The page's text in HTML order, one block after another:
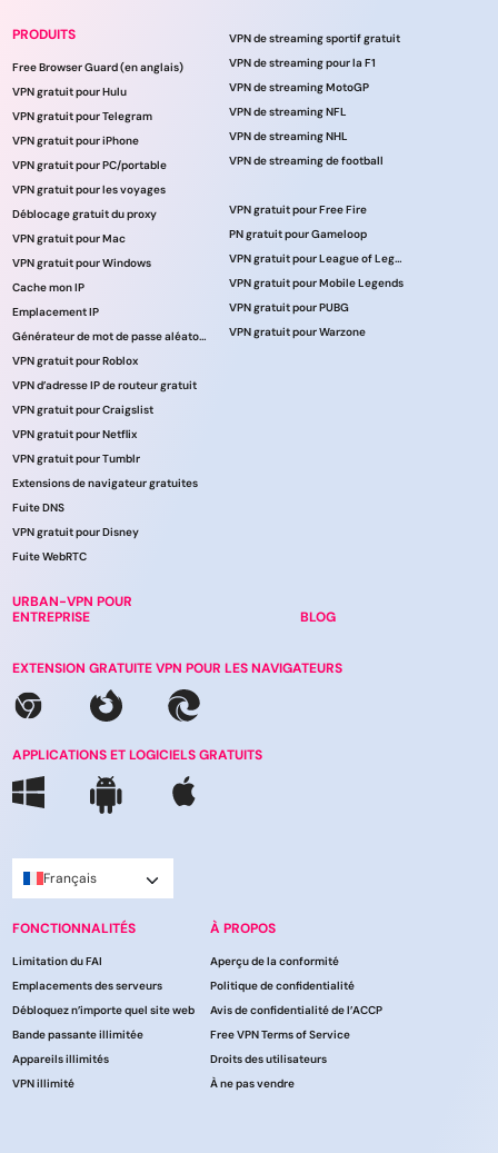
PRODUITS
Free Browser Guard (en anglais)
VPN gratuit pour Hulu
VPN gratuit pour Telegram
VPN gratuit pour iPhone
VPN gratuit pour PC/portable
VPN gratuit pour les voyages
Déblocage gratuit du proxy
VPN gratuit pour Mac
VPN gratuit pour Windows
Cache mon IP
Emplacement IP
Générateur de mot de passe aléatoire
VPN gratuit pour Roblox
VPN d’adresse IP de routeur gratuit
VPN gratuit pour Craigslist
VPN gratuit pour Netflix
VPN gratuit pour Tumblr
Extensions de navigateur gratuites
Fuite DNS
VPN gratuit pour Disney
Fuite WebRTC
URBAN-VPN POUR
ENTREPRISE
VPN de streaming sportif gratuit
VPN de streaming pour la F1
VPN de streaming MotoGP
VPN de streaming NFL
VPN de streaming NHL
VPN de streaming de football
VPN gratuit pour Free Fire
PN gratuit pour Gameloop
VPN gratuit pour League of Legends
VPN gratuit pour Mobile Legends
VPN gratuit pour PUBG
VPN gratuit pour Warzone
BLOG
EXTENSION GRATUITE VPN POUR LES NAVIGATEURS
APPLICATIONS ET LOGICIELS GRATUITS
Français
FONCTIONNALITÉS
Limitation du FAI
Emplacements des serveurs
Débloquez n’importe quel site web
Bande passante illimitée
Appareils illimités
VPN illimité
À PROPOS
Aperçu de la conformité
Politique de confidentialité
Avis de confidentialité de l’ACCP
Free VPN Terms of Service
Droits des utilisateurs
À ne pas vendre